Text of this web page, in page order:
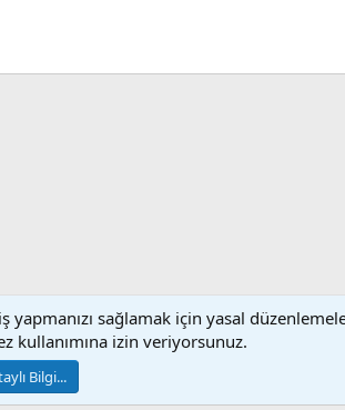
Bize Ulaşın Kullanım ve Şartlar
© 2010-2026 XenForo Ltd.
- XenGenTr
sağlamak için yasal
kullanımına izin veriyorsunuz.
Bilgi...